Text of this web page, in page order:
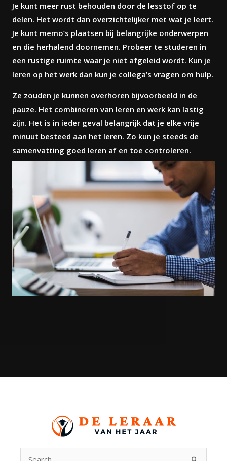
Je kunt meer rust behouden door de lesstof op te
delen. Het wordt dan overzichtelijker met wat je leert.
Je kunt memo’s plaatsen bij belangrijke onderwerpen
en die herhalend doornemen. Probeer te studeren in
een rustige ruimte waar je niet afgeleid wordt. Kun je
leren op het werk dan kun je collega’s vragen om hulp.
Ze zouden je kunnen overhoren bijvoorbeeld in de
pauze. Het combineren van leren en werk kan lastig
zijn. Het is in ieder geval belangrijk dat je elke vrije
minuut besteed aan het leren. Zo kun je steeds de
samenvatting goed leren af en toe controleren.